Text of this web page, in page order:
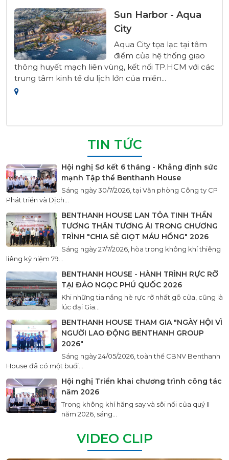
Sun Harbor - Aqua
City
Aqua City tọa lạc tại tâm
điểm của hệ thống giao
thông huyết mạch liên vùng, kết nối TP.HCM với các
trung tâm kinh tế du lịch lớn của miền...
TIN TỨC
Hội nghị Sơ kết 6 tháng - Khẳng định sức
mạnh Tập thể Benthanh House
Sáng ngày 30/7/2026, tại Văn phòng Công ty CP
Phát triển và Dịch...
BENTHANH HOUSE LAN TỎA TINH THẦN
TƯƠNG THÂN TƯƠNG ÁI TRONG CHƯƠNG
TRÌNH "CHIA SẺ GIỌT MÁU HỒNG" 2026
Sáng ngày 27/7/2026, hòa trong không khí thiêng
liêng kỷ niệm 79...
BENTHANH HOUSE - HÀNH TRÌNH RỰC RỠ
TẠI ĐẢO NGỌC PHÚ QUỐC 2026
Khi những tia nắng hè rực rỡ nhất gõ cửa, cũng là
lúc đại Gia...
BENTHANH HOUSE THAM GIA "NGÀY HỘI VÌ
NGƯỜI LAO ĐỘNG BENTHANH GROUP
2026"
Sáng ngày 24/05/2026, toàn thể CBNV Benthanh
House đã có một buổi...
Hội nghị Triển khai chương trình công tác
năm 2026
Trong không khí hăng say và sôi nổi của quý II
năm 2026, sáng...
VIDEO CLIP